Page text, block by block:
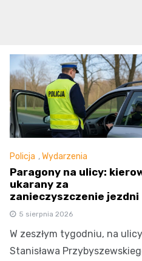
Policja ,Wydarzenia
Paragony na ulicy:
ukarany za
zanieczyszczenie jezdni
5 sierpnia 2026
W zeszłym tygodniu, na ulicy
Stanisława